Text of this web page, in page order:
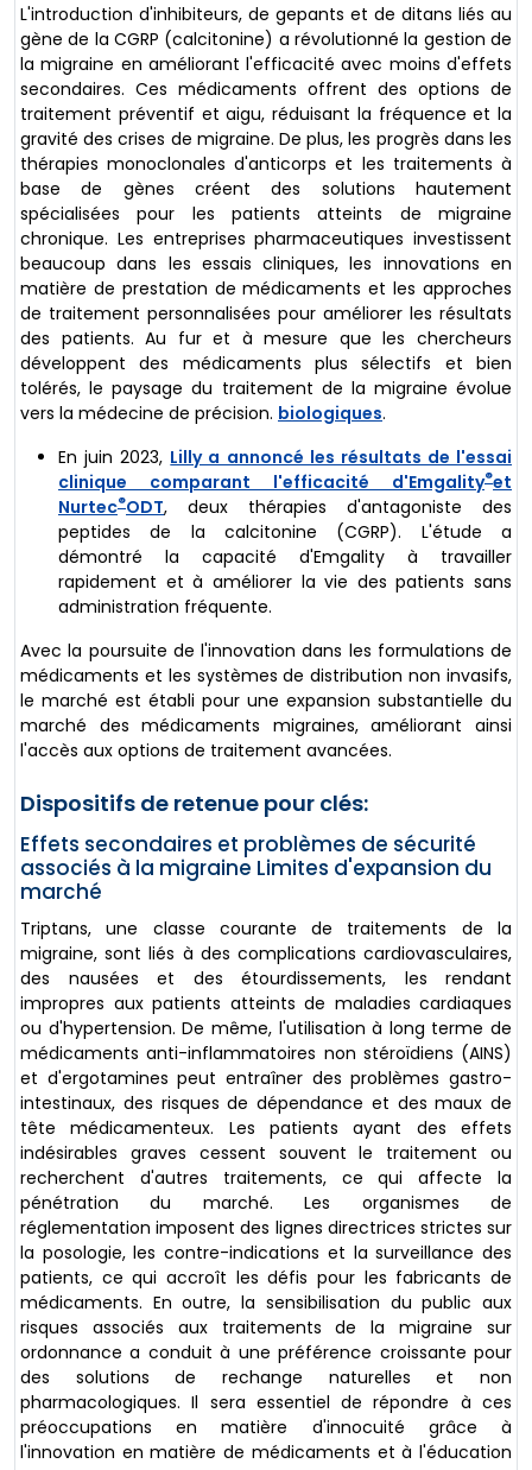
L'introduction d'inhibiteurs, de gepants et de ditans liés au
gène de la CGRP (calcitonine) a révolutionné la gestion de
la migraine en améliorant l'efficacité avec moins d'effets
secondaires. Ces médicaments offrent des options de
traitement préventif et aigu, réduisant la fréquence et la
gravité des crises de migraine. De plus, les progrès dans les
thérapies monoclonales d'anticorps et les traitements à
base de gènes créent des solutions hautement
spécialisées pour les patients atteints de migraine
chronique. Les entreprises pharmaceutiques investissent
beaucoup dans les essais cliniques, les innovations en
matière de prestation de médicaments et les approches
de traitement personnalisées pour améliorer les résultats
des patients. Au fur et à mesure que les chercheurs
développent des médicaments plus sélectifs et bien
tolérés, le paysage du traitement de la migraine évolue
vers la médecine de précision. biologiques.
En juin 2023, Lilly a annoncé les résultats de l'essai
clinique comparant l'efficacité d'Emgality®et
Nurtec®ODT, deux thérapies d'antagoniste des
peptides de la calcitonine (CGRP). L'étude a
démontré la capacité d'Emgality à travailler
rapidement et à améliorer la vie des patients sans
administration fréquente.
Avec la poursuite de l'innovation dans les formulations de
médicaments et les systèmes de distribution non invasifs,
le marché est établi pour une expansion substantielle du
marché des médicaments migraines, améliorant ainsi
l'accès aux options de traitement avancées.
Dispositifs de retenue pour clés:
Effets secondaires et problèmes de sécurité
associés à la migraine Limites d'expansion du
marché
Triptans, une classe courante de traitements de la
migraine, sont liés à des complications cardiovasculaires,
des nausées et des étourdissements, les rendant
impropres aux patients atteints de maladies cardiaques
ou d'hypertension. De même, l'utilisation à long terme de
médicaments anti-inflammatoires non stéroïdiens (AINS)
et d'ergotamines peut entraîner des problèmes gastro-
intestinaux, des risques de dépendance et des maux de
tête médicamenteux. Les patients ayant des effets
indésirables graves cessent souvent le traitement ou
recherchent d'autres traitements, ce qui affecte la
pénétration du marché. Les organismes de
réglementation imposent des lignes directrices strictes sur
la posologie, les contre-indications et la surveillance des
patients, ce qui accroît les défis pour les fabricants de
médicaments. En outre, la sensibilisation du public aux
risques associés aux traitements de la migraine sur
ordonnance a conduit à une préférence croissante pour
des solutions de rechange naturelles et non
pharmacologiques. Il sera essentiel de répondre à ces
préoccupations en matière d'innocuité grâce à
l'innovation en matière de médicaments et à l'éducation